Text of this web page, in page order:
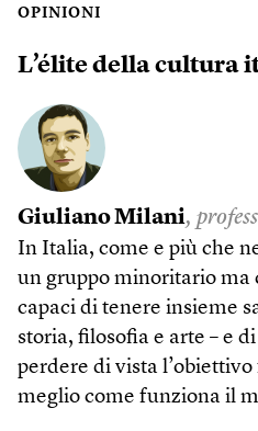
OPINIONI
L’élite della cultura
Giuliano Milani,
In Italia, come e più che
un gruppo minoritario ma
capaci di tenere insieme
storia, filosofia e arte – e
perdere di vista
meglio come funziona il